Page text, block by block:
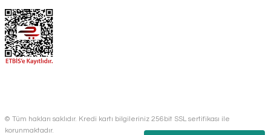
© Tüm hakları saklıdır. Kredi kartı bilgileriniz 256bit SSL sertifikası ile
korunmaktadır.